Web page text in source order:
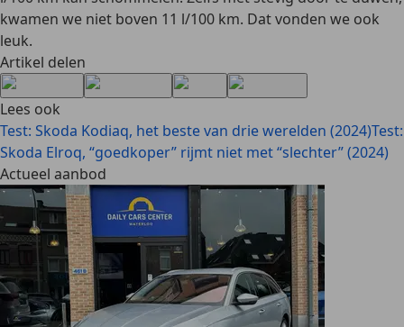
kwamen we niet boven 11 l/100 km. Dat vonden we ook
leuk.
Artikel delen
Lees ook
Test: Skoda Kodiaq, het beste van drie werelden (2024)Test:
Skoda Elroq, “goedkoper” rijmt niet met “slechter” (2024)
Actueel aanbod